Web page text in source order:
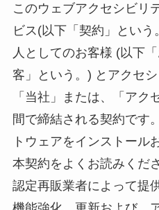
このウェブアクセシビリ
ビス(以下「契約」とい
人としてのお客様 (以下
客」という。) とアクセ
「当社」または、「アク
間で締結される契約です
トウェアをインストール
本契約をよくお読みくだ
認定再販業者によって提